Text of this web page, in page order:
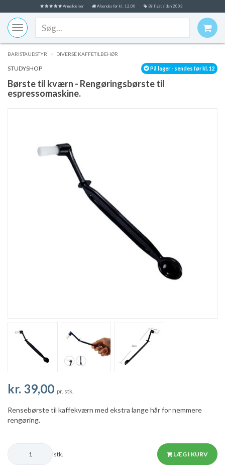
Anmeldelser Afsendes før kl. 12:00 Billigst siden 2003
Toggle
navigation
BARISTAUDSTYR DIVERSE KAFFETILBEHØR
På lager - sendes før kl. 12
STUDYSHOP
Børste til kværn - Rengøringsbørste til
espressomaskine.
kr. 39,00 pr. stk.
Rensebørste til kaffekværn med ekstra lange hår for nemmere
rengøring.
stk. LÆG I KURV